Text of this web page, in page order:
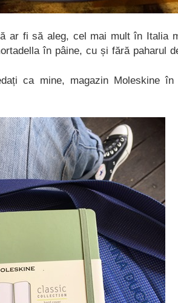
ar fi să aleg, cel mai mult în Italia
în pâine, cu și fără paharul
ca mine, magazin Moleskine